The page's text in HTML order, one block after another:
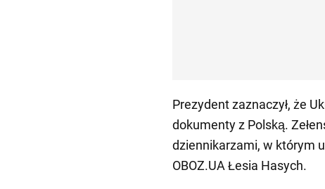
Prezydent zaznaczył, że
dokumenty z Polską.
dziennikarzami, w którym
OBOZ.UA Łesia Hasych.